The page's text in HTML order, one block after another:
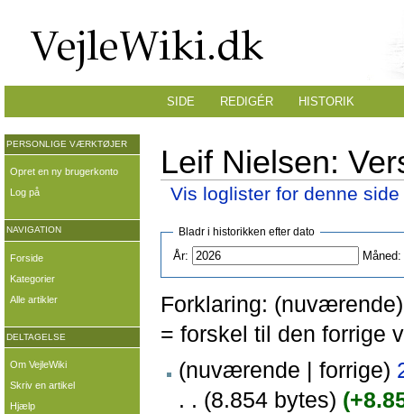
Leif Nielsen:
Vis loglister for denne side
Bladr i historikken efter dato
År:
Måned:
Forklaring:
= forskel til den forrige
(nuværende | forrige)
. . (8.854 bytes)
SIDE REDIGÉR HISTORIK
PERSONLIGE VÆRKTØJER
Opret en ny brugerkonto
Log på
NAVIGATION
Forside
Kategorier
Alle artikler
DELTAGELSE
Om VejleWiki
Skriv en artikel
Hjælp